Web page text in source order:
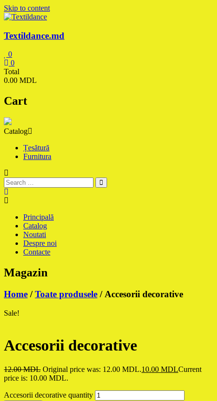
Skip to content
Textildance.md
0
0
Total
0.00 MDL
Cart
Catalog
Țesătură
Furnitura
Principală
Catalog
Noutati
Despre noi
Contacte
Magazin
Home /Toate produsele / Accesorii decorative
Sale!
Accesorii decorative
12.00MDL Original price was: 12.00 MDL.10.00 MDLCurrent
price is: 10.00 MDL.
Accesorii decorative quantity